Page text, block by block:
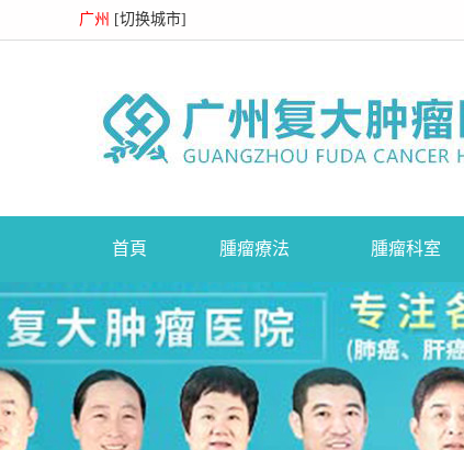
广州 [切换城市]
首頁 腫瘤療法 腫瘤科室